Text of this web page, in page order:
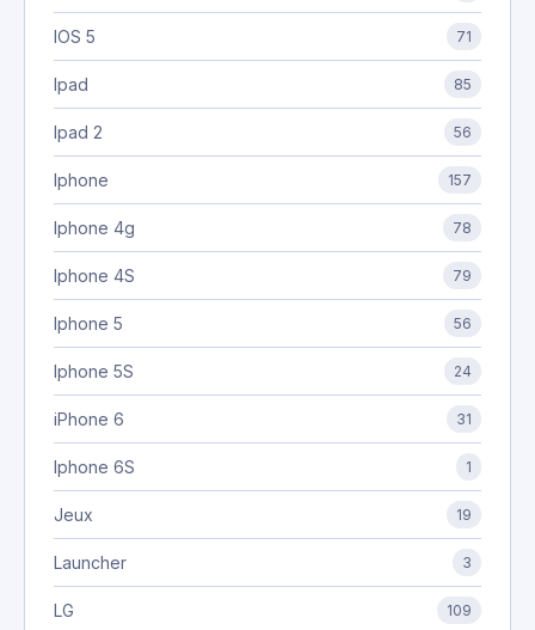
IOS 5 71
Ipad 85
Ipad 2 56
Iphone 157
Iphone 4g 78
Iphone 4S 79
Iphone 5 56
Iphone 5S 24
iPhone 6 31
Iphone 6S 1
Jeux 19
Launcher 3
LG 109